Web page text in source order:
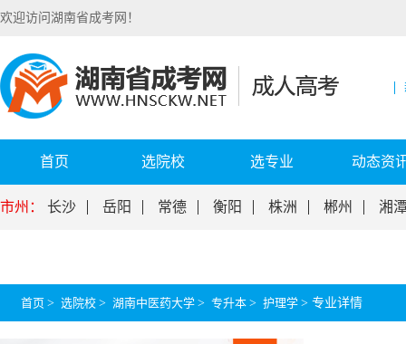
欢迎访问湖南省成考网！
首页 选院校 选专业 动态资
市州： 长沙 岳阳 常德 衡阳 株洲 郴州 湘
首页 > 选院校 > 湖南中医药大学 > 专升本 > 护理学 > 专业详情